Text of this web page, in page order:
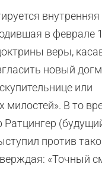
внутренняя
в феврале
веры,
новый
или
милостей». В то
Ратцингер
против
«Точный